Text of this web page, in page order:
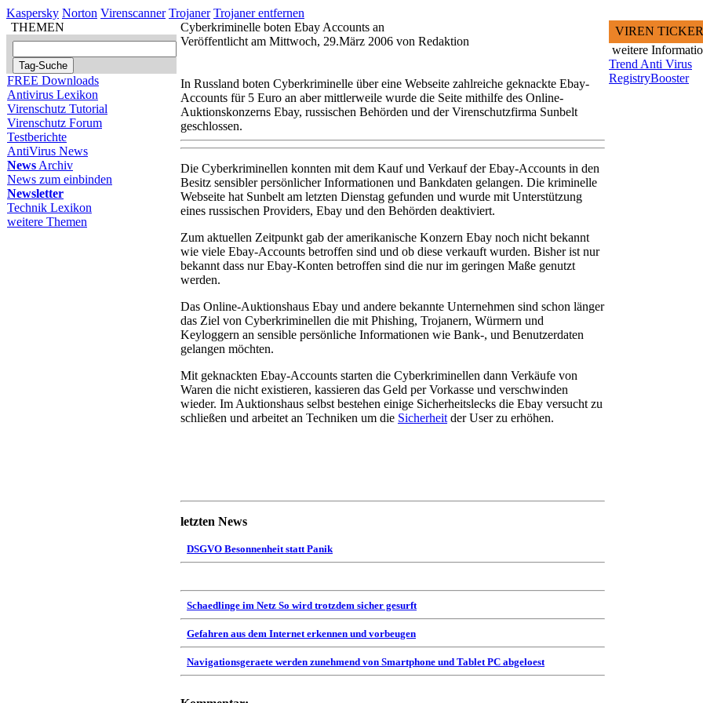
Kaspersky Norton Virenscanner Trojaner Trojaner entfernen
THEMEN
FREE Downloads
Antivirus Lexikon
Virenschutz Tutorial
Virenschutz Forum
Testberichte
AntiVirus News
News Archiv
News zum einbinden
Newsletter
Technik Lexikon
weitere Themen
Cyberkriminelle boten Ebay Accounts an
Veröffentlicht am Mittwoch, 29.März 2006 von Redaktion
In Russland boten Cyberkriminelle über eine Webseite zahlreiche geknackte Ebay-
Accounts für 5 Euro an aber mittlerweile wurde die Seite mithilfe des Online-
Auktionskonzerns Ebay, russischen Behörden und der Virenschutzfirma Sunbelt
geschlossen.
Die Cyberkriminellen konnten mit dem Kauf und Verkauf der Ebay-Accounts in den
Besitz sensibler persönlicher Informationen und Bankdaten gelangen. Die kriminelle
Webseite hat Sunbelt am letzten Dienstag gefunden und wurde mit Unterstützung
eines russischen Providers, Ebay und den Behörden deaktiviert.
Zum aktuellen Zeitpunkt gab der amerikanische Konzern Ebay noch nicht bekannt
wie viele Ebay-Accounts betroffen sind und ob diese verkauft wurden. Bisher ist nur
bekannt dass nur Ebay-Konten betroffen sind die nur im geringen Maße genutzt
werden.
Das Online-Auktionshaus Ebay und andere bekannte Unternehmen sind schon länger
das Ziel von Cyberkriminellen die mit Phishing, Trojanern, Würmern und
Keyloggern an sensible persönliche Informationen wie Bank-, und Benutzerdaten
gelangen möchten.
Mit geknackten Ebay-Accounts starten die Cyberkriminellen dann Verkäufe von
Waren die nicht existieren, kassieren das Geld per Vorkasse und verschwinden
wieder. Im Auktionshaus selbst bestehen einige Sicherheitslecks die Ebay versucht zu
schließen und arbeitet an Techniken um die Sicherheit der User zu erhöhen.
letzten News
DSGVO Besonnenheit statt Panik
Schaedlinge im Netz So wird trotzdem sicher gesurft
Gefahren aus dem Internet erkennen und vorbeugen
Navigationsgeraete werden zunehmend von Smartphone und Tablet PC abgeloest
VIREN TICKER
weitere
Trend Anti Virus
RegistryBooster